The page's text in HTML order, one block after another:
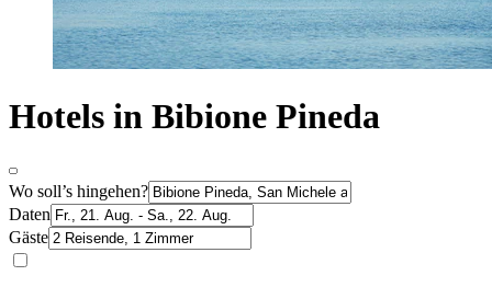
Hotels in Bibione Pineda
Wo soll’s hingehen?
Daten
Gäste